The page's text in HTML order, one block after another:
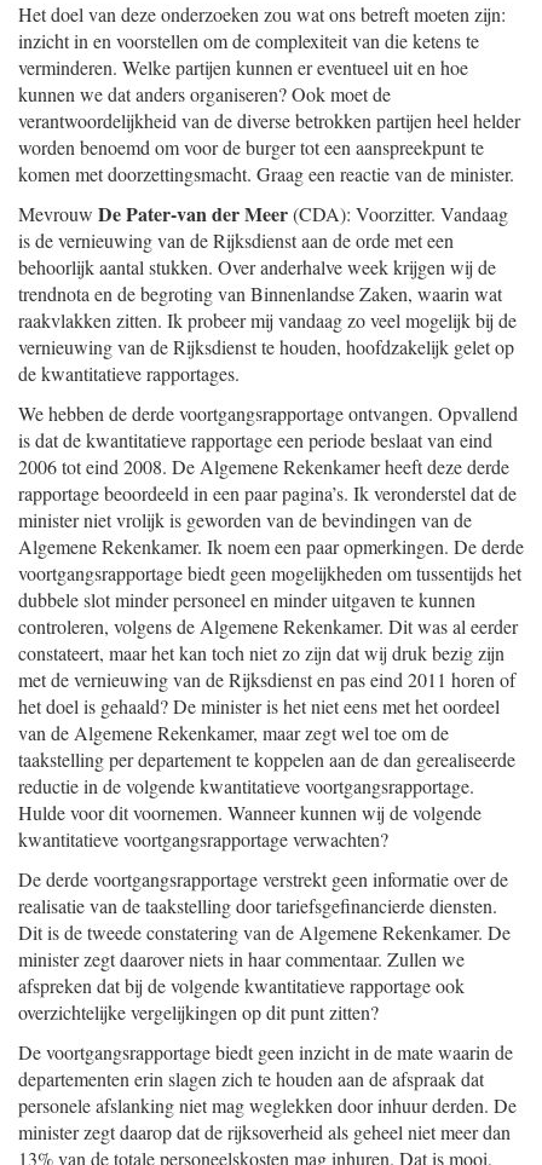
Het doel van deze onderzoeken zou wat ons betreft moeten zijn:
inzicht in en voorstellen om de complexiteit van die ketens te
verminderen. Welke partijen kunnen er eventueel uit en hoe
kunnen we dat anders organiseren? Ook moet de
verantwoordelijkheid van de diverse betrokken partijen heel helder
worden benoemd om voor de burger tot een aanspreekpunt te
komen met doorzettingsmacht. Graag een reactie van de minister.
Mevrouw De Pater-van der Meer(CDA): Voorzitter. Vandaag
is de vernieuwing van de Rijksdienst aan de orde met een
behoorlijk aantal stukken. Over anderhalve week krijgen wij de
trendnota en de begroting van Binnenlandse Zaken, waarin wat
raakvlakken zitten. Ik probeer mij vandaag zo veel mogelijk bij de
vernieuwing van de Rijksdienst te houden, hoofdzakelijk gelet op
de kwantitatieve rapportages.
We hebben de derde voortgangsrapportage ontvangen. Opvallend
is dat de kwantitatieve rapportage een periode beslaat van eind
2006 tot eind 2008. De Algemene Rekenkamer heeft deze derde
rapportage beoordeeld in een paar pagina’s. Ik veronderstel dat de
minister niet vrolijk is geworden van de bevindingen van de
Algemene Rekenkamer. Ik noem een paar opmerkingen. De derde
voortgangsrapportage biedt geen mogelijkheden om tussentijds het
dubbele slot minder personeel en minder uitgaven te kunnen
controleren, volgens de Algemene Rekenkamer. Dit was al eerder
constateert, maar het kan toch niet zo zijn dat wij druk bezig zijn
met de vernieuwing van de Rijksdienst en pas eind 2011 horen of
het doel is gehaald? De minister is het niet eens met het oordeel
van de Algemene Rekenkamer, maar zegt wel toe om de
taakstelling per departement te koppelen aan de dan gerealiseerde
reductie in de volgende kwantitatieve voortgangsrapportage.
Hulde voor dit voornemen. Wanneer kunnen wij de volgende
kwantitatieve voortgangsrapportage verwachten?
De derde voortgangsrapportage verstrekt geen informatie over de
realisatie van de taakstelling door tariefsgefinancierde diensten.
Dit is de tweede constatering van de Algemene Rekenkamer. De
minister zegt daarover niets in haar commentaar. Zullen we
afspreken dat bij de volgende kwantitatieve rapportage ook
overzichtelijke vergelijkingen op dit punt zitten?
De voortgangsrapportage biedt geen inzicht in de mate waarin de
departementen erin slagen zich te houden aan de afspraak dat
personele afslanking niet mag weglekken door inhuur derden. De
minister zegt daarop dat de rijksoverheid als geheel niet meer dan
13% van de totale personeelskosten mag inhuren. Dat is mooi,